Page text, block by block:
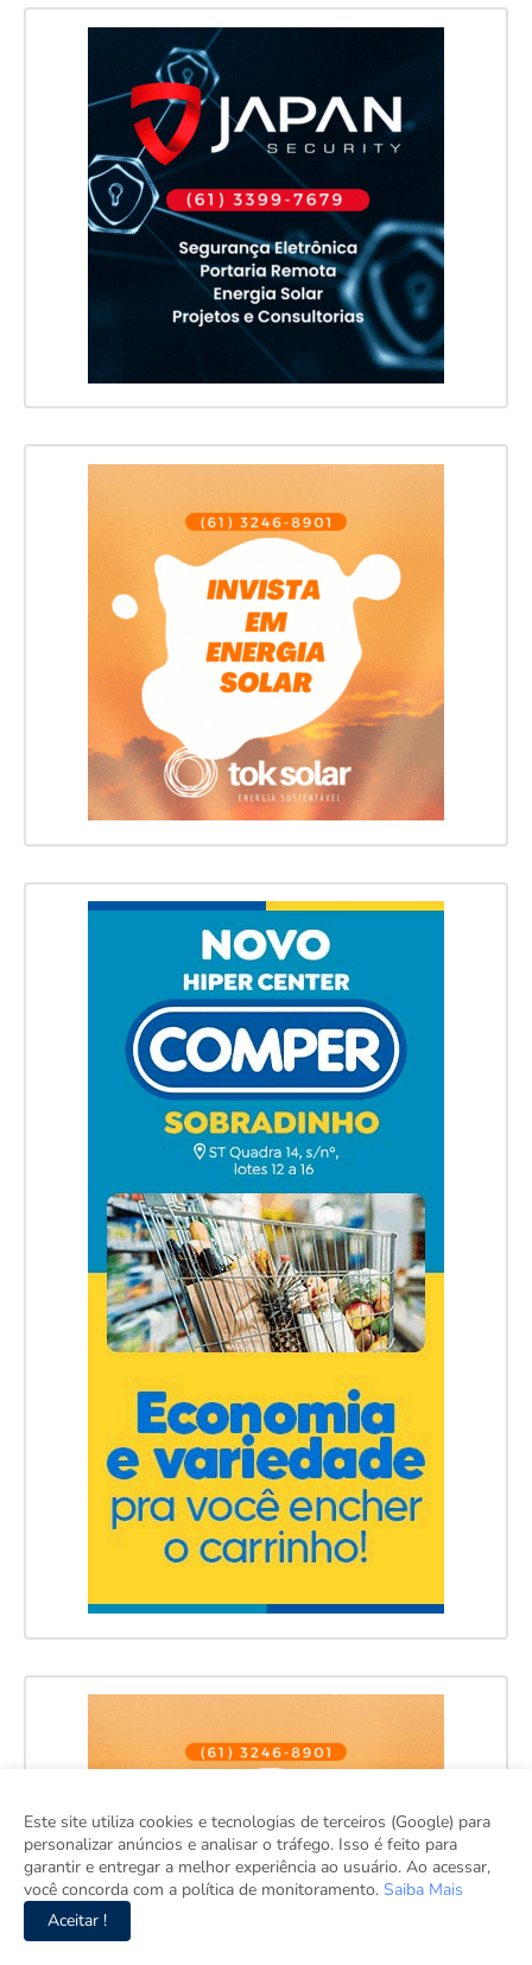
Este site utiliza cookies e tecnologias de terceiros (Google) para
personalizar anúncios e analisar o tráfego. Isso é feito para
garantir e entregar a melhor experiência ao usuário. Ao acessar,
você concorda com a política de monitoramento. Saiba Mais
Aceitar !